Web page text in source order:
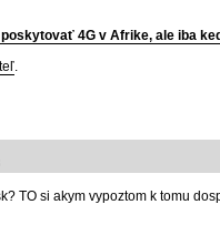
4G v Afrike, ale iba
.
TO si akym vypoztom k tomu